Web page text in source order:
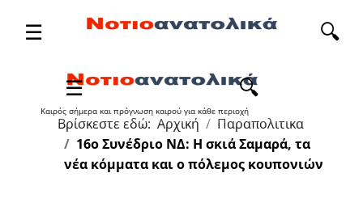
Καιρός σήμερα και πρόγνωση καιρού για κάθε περιοχή
Βρίσκεστε εδώ: Αρχική
Παραπολιτικα
16ο Συνέδριο ΝΔ: Η σκιά Σαμαρά, τα
νέα κόμματα και ο πόλεμος κουπονιών
☰ 🔍